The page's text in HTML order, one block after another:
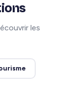
les